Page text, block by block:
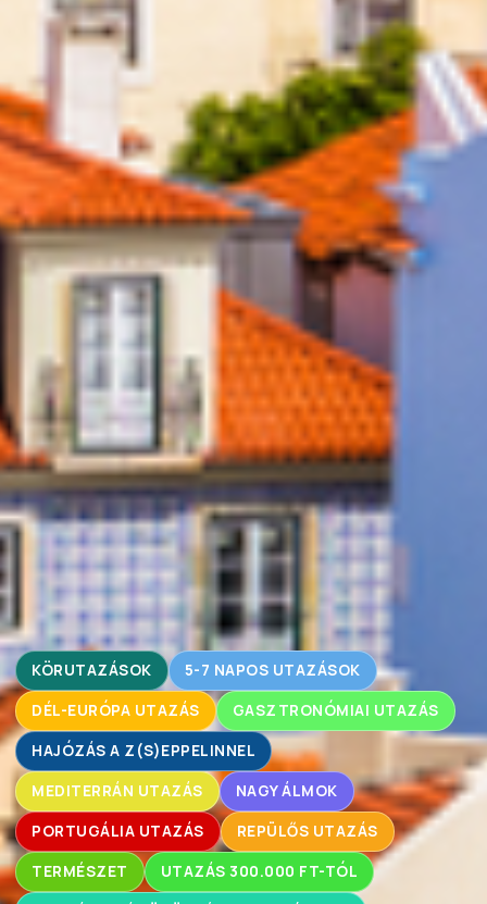
KÖRUTAZÁSOK 5-7 NAPOS UTAZÁSOK
DÉL-EURÓPA UTAZÁS GASZTRONÓMIAI UTAZÁS
HAJÓZÁS A Z(S)EPPELINNEL
MEDITERRÁN UTAZÁS NAGY ÁLMOK
PORTUGÁLIA UTAZÁS REPÜLŐS UTAZÁS
TERMÉSZET UTAZÁS 300.000 FT-TÓL